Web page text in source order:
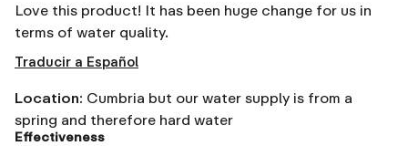
Love this product! It has been huge change for us in
terms of water quality.
Traducir a Español
Location: Cumbria but our water supply is from a
spring and therefore hard water
Effectiveness